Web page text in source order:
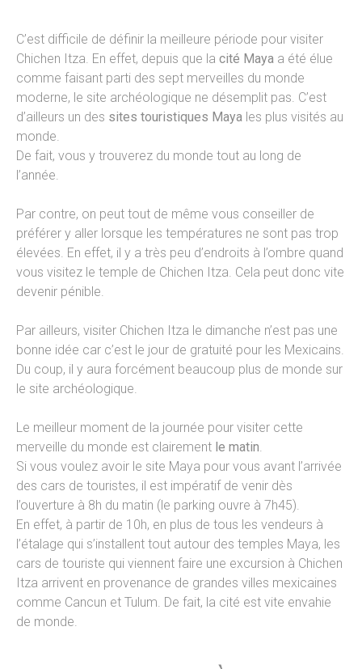
C’est difficile de définir la meilleure période pour visiter
Chichen Itza. En effet, depuis que la cité Maya a été élue
comme faisant parti des sept merveilles du monde
moderne, le site archéologique ne désemplit pas. C’est
d’ailleurs un des sites touristiques Maya les plus visités au
monde.
De fait, vous y trouverez du monde tout au long de
l’année.
Par contre, on peut tout de même vous conseiller de
préférer y aller lorsque les températures ne sont pas trop
élevées. En effet, il y a très peu d’endroits à l’ombre quand
vous visitez le temple de Chichen Itza. Cela peut donc vite
devenir pénible.
Par ailleurs, visiter Chichen Itza le dimanche n’est pas une
bonne idée car c’est le jour de gratuité pour les Mexicains.
Du coup, il y aura forcément beaucoup plus de monde sur
le site archéologique.
Le meilleur moment de la journée pour visiter cette
merveille du monde est clairement le matin.
Si vous voulez avoir le site Maya pour vous avant l’arrivée
des cars de touristes, il est impératif de venir dès
l’ouverture à 8h du matin (le parking ouvre à 7h45).
En effet, à partir de 10h, en plus de tous les vendeurs à
l’étalage qui s’installent tout autour des temples Maya, les
cars de touriste qui viennent faire une excursion à Chichen
Itza arrivent en provenance de grandes villes mexicaines
comme Cancun et Tulum. De fait, la cité est vite envahie
de monde.